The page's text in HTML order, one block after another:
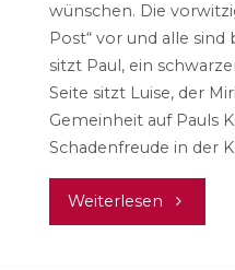
wünschen. Die
Post“ vor und alle
sitzt Paul, ein
Seite sitzt Luise, der
Gemeinheit auf Pauls
Schadenfreude in der
Weiterlesen "Stille